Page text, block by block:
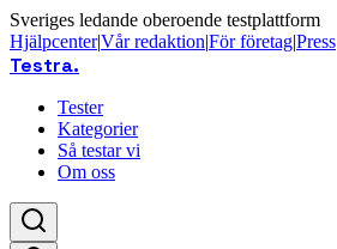
Sveriges ledande oberoende testplattform
Hjälpcenter|Vår redaktion|För företag|Press
Testra.
Tester
Kategorier
Så testar vi
Om oss